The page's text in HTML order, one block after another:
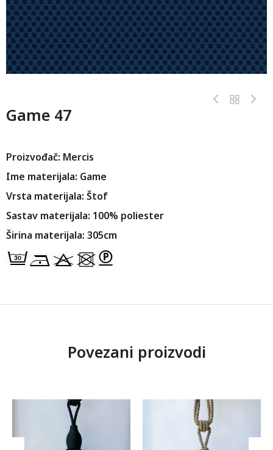
Game 47
Proizvođač: Mercis
Ime materijala: Game
Vrsta materijala: Štof
Sastav materijala: 100% poliester
Širina materijala: 305cm
Povezani proizvodi